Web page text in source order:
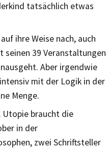
tatsächlich etwas
ihre Weise nach, auch
39 Veranstaltungen
Aber irgendwie
mit der Logik in der
Menge.
Utopie braucht die
in der
zwei Schriftsteller